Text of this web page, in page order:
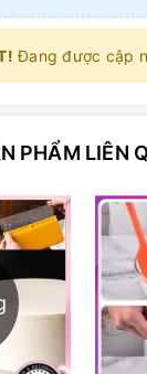
Đang được cập
PHẨM LIÊN